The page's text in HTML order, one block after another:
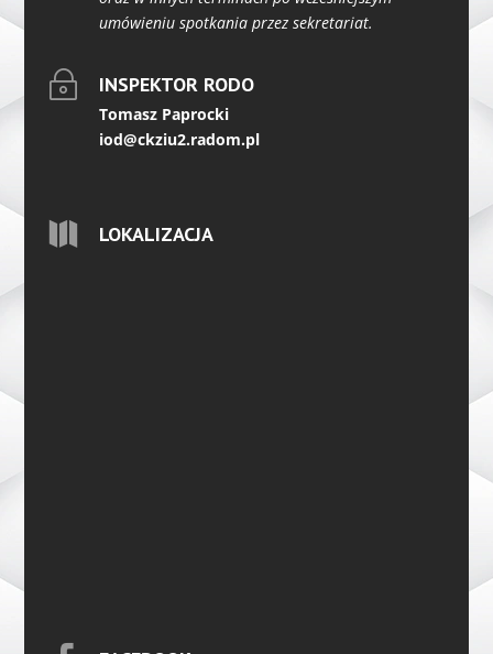
umówieniu spotkania przez sekretariat.
~ INSPEKTOR RODO
Tomasz Paprocki
iod@ckziu2.radom.pl
 LOKALIZACJA